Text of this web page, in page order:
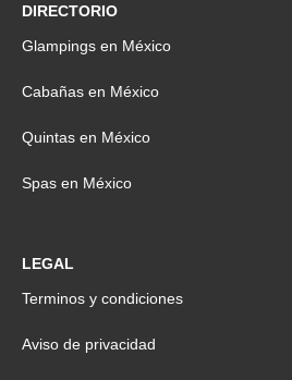
DIRECTORIO
Glampings en México
Cabañas en México
Quintas en México
Spas en México
LEGAL
Terminos y condiciones
Aviso de privacidad